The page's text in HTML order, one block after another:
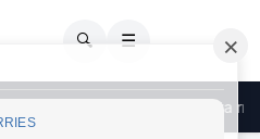
🔍 ☰
me shpresën se do ta